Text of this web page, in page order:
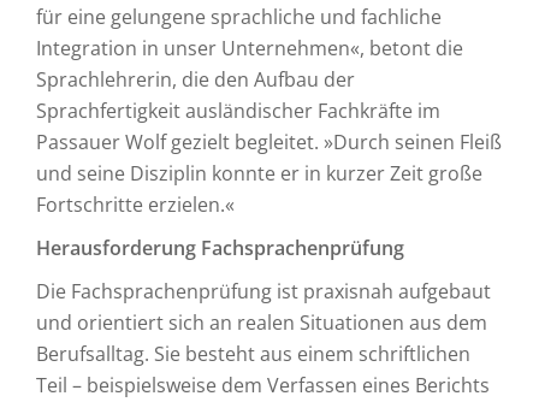
für eine gelungene sprachliche und fachliche
Integration in unser Unternehmen«, betont die
Sprachlehrerin, die den Aufbau der
Sprachfertigkeit ausländischer Fachkräfte im
Passauer Wolf gezielt begleitet. »Durch seinen Fleiß
und seine Disziplin konnte er in kurzer Zeit große
Fortschritte erzielen.«
Herausforderung Fachsprachenprüfung
Die Fachsprachenprüfung ist praxisnah aufgebaut
und orientiert sich an realen Situationen aus dem
Berufsalltag. Sie besteht aus einem schriftlichen
Teil – beispielsweise dem Verfassen eines Berichts